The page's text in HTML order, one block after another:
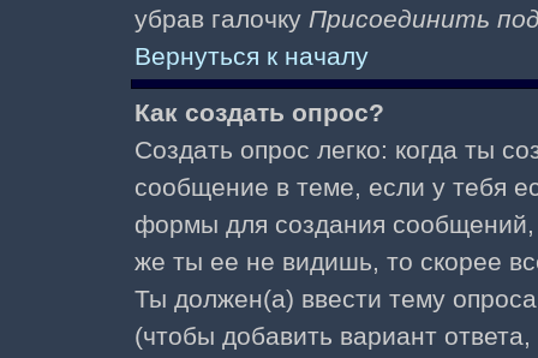
убрав галочку Присоединить
Вернуться к началу
Как создать опрос?
Создать опрос легко: когда ты
сообщение в теме, если у тебя
формы для создания
же ты ее не видишь, то скорее
Ты должен(а) ввести тему
(чтобы добавить вариант